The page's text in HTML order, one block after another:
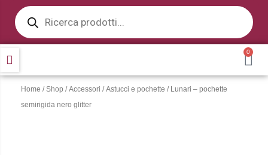
contenuto
Products
search
0
Home /Shop /Accessori /Astucci e pochette / Lunari – pochette
semirigida nero glitter